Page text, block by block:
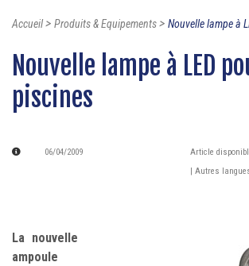
Accueil> Produits & Equipements> Nouvelle lampe à
Nouvelle lampe à LED
piscines
06/04/2009
Article
| Autres
La nouvelle
ampoule